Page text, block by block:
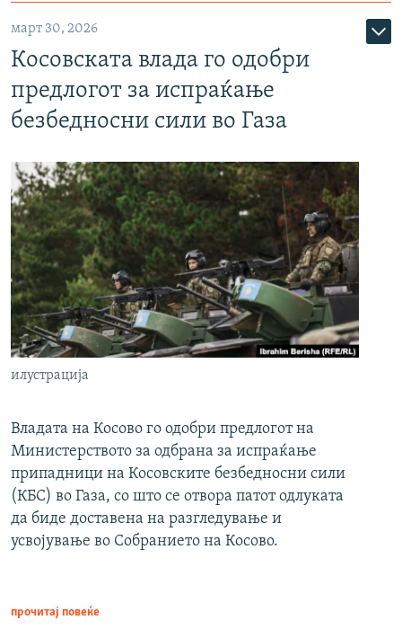
март 30, 2026
Косовската влада го одобри
предлогот за испраќање
безбедносни сили во Газа
илустрација
Владата на Косово го одобри предлогот на
Министерството за одбрана за испраќање
припадници на Косовските безбедносни сили
(КБС) во Газа, со што се отвора патот одлуката
да биде доставена на разгледување и
усвојување во Собранието на Косово.
прочитај повеќе